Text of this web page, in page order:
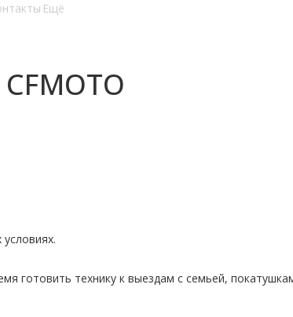
Ещё
готовить технику к выездам с семьей,